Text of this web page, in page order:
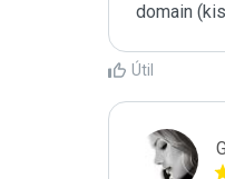
domain
Útil